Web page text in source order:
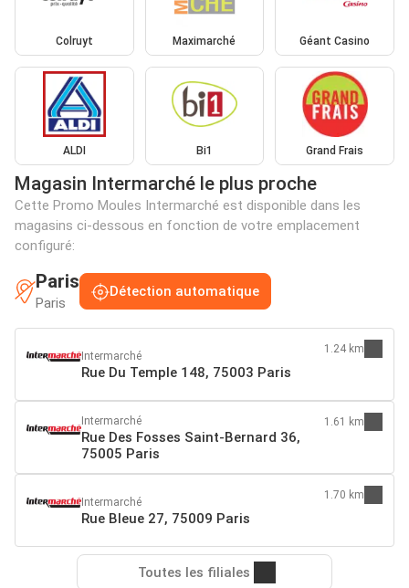
Colruyt Maximarché Géant Casino
ALDI Bi1 Grand Frais
Magasin Intermarché le plus proche
Cette Promo Moules Intermarché est disponible dans les
magasins ci-dessous en fonction de votre emplacement
configuré:
Paris
Paris
Détection automatique
Intermarché
Rue Du Temple 148, 75003 Paris
1.24 km
Intermarché
Rue Des Fosses Saint-Bernard 36,
75005 Paris
1.61 km
Intermarché
Rue Bleue 27, 75009 Paris
1.70 km
Toutes les filiales